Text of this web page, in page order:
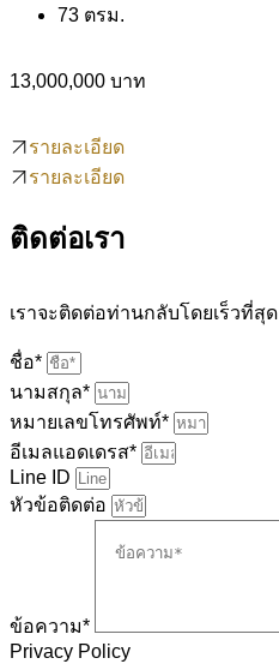
73 ตรม.
13,000,000 บาท
รายละเอียด
รายละเอียด
ติดต่อเรา
เราจะติดต่อท่านกลับโดยเร็วที่สุด
ชื่อ*
นามสกุล*
หมายเลขโทรศัพท์*
อีเมลแอดเดรส*
Line ID
หัวข้อติดต่อ
ข้อความ*
Privacy Policy